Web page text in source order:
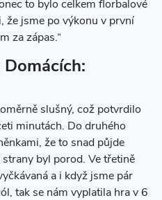
to bylo celkem florbalové
že jsme po výkonu v první
za zápas.“
slušný, což potvrdilo
minutách. Do druhého
že to snad půjde
byl porod. Ve třetině
a i když jsme pár
tak se nám vyplatila hra v 6